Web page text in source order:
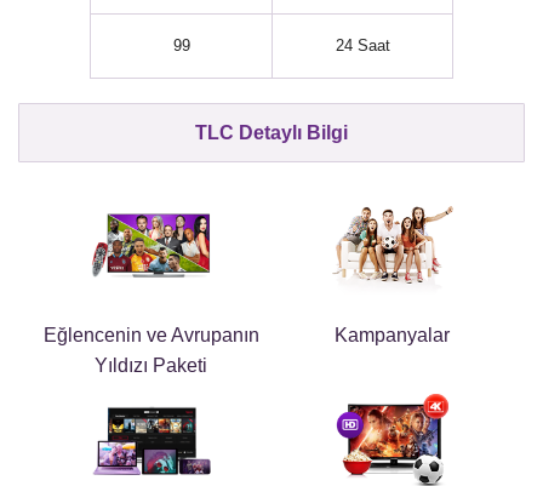
99 24 Saat
TLC Detaylı Bilgi
Eğlencenin ve Avrupanın
Yıldızı Paketi
Kampanyalar